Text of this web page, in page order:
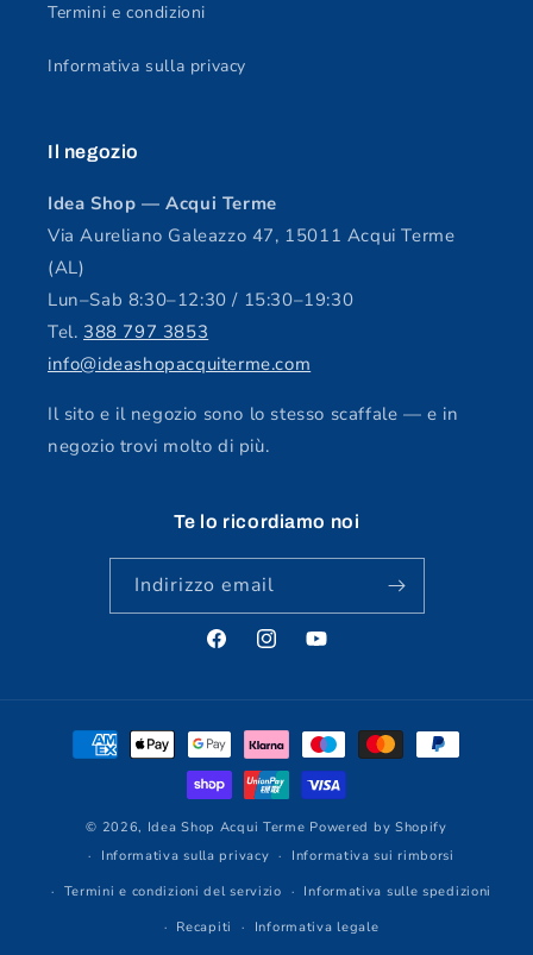
Termini e condizioni
Informativa sulla privacy
Il negozio
Idea Shop — Acqui Terme
Via Aureliano Galeazzo 47, 15011 Acqui Terme
(AL)
Lun–Sab 8:30–12:30 / 15:30–19:30
Tel. 388 797 3853
info@ideashopacquiterme.com
Il sito e il negozio sono lo stesso scaffale — e in
negozio trovi molto di più.
Te lo ricordiamo noi
Indirizzo email
FacebookInstagramYouTube
Metodi
© 2026, Idea Shop Acqui Terme Powered by Shopify
Informativa sulla privacy
Informativa sui rimborsi
Termini e condizioni del servizio
Informativa sulle spedizioni
Recapiti
Informativa legale